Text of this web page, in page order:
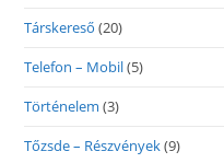
Társkereső (20)
Telefon – Mobil(5)
Történelem (3)
Tőzsde – Részvények(9)